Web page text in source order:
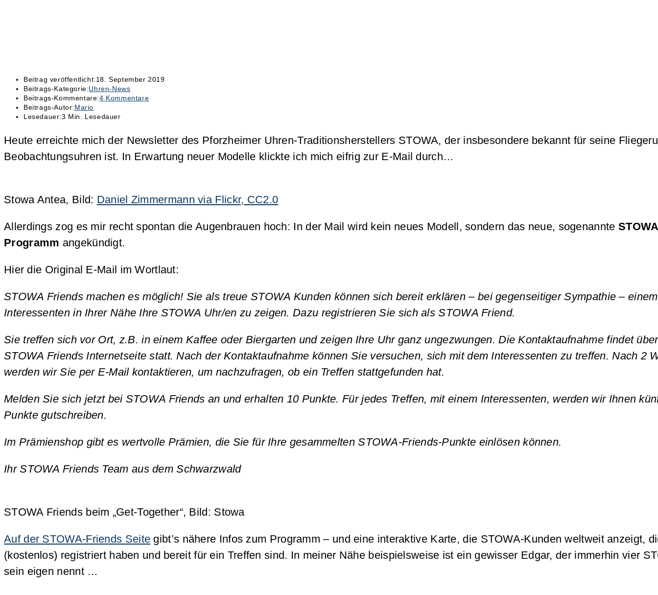
Beitrag veröffentlicht:18. September 2019
Beitrags-Kategorie:Uhren-News
Beitrags-Kommentare:4 Kommentare
Beitrags-Autor:Mario
Lesedauer:3 Min. Lesedauer
Heute erreichte mich der Newsletter des Pforzheimer Uhren-Traditionsherstellers STOWA, der insbesondere bekannt für seine
Beobachtungsuhren ist. In Erwartung neuer Modelle klickte ich mich eifrig zur E-Mail durch…
Stowa Antea, Bild: Daniel Zimmermann via Flickr, CC2.0
Allerdings zog es mir recht spontan die Augenbrauen hoch: In der Mail wird kein neues Modell, sondern das neue, sogenannte
Programm angekündigt.
Hier die Original E-Mail im Wortlaut:
STOWA Friends machen es möglich! Sie als treue STOWA Kunden können sich bereit erklären – bei gegenseitiger Sympathie – einem
Interessenten in Ihrer Nähe Ihre STOWA Uhr/en zu zeigen. Dazu registrieren Sie sich als STOWA Friend.
Sie treffen sich vor Ort, z.B. in einem Kaffee oder Biergarten und zeigen Ihre Uhr ganz ungezwungen. Die Kontaktaufnahme findet
STOWA Friends Internetseite statt. Nach der Kontaktaufnahme können Sie versuchen, sich mit dem Interessenten zu treffen. Nach 2
werden wir Sie per E-Mail kontaktieren, um nachzufragen, ob ein Treffen stattgefunden hat.
Melden Sie sich jetzt bei STOWA Friends an und erhalten 10 Punkte. Für jedes Treffen, mit einem Interessenten, werden wir Ihnen
Punkte gutschreiben.
Im Prämienshop gibt es wertvolle Prämien, die Sie für Ihre gesammelten STOWA-Friends-Punkte einlösen können.
Ihr STOWA Friends Team aus dem Schwarzwald
STOWA Friends beim „Get-Together“, Bild: Stowa
Auf der STOWA-Friends Seite gibt’s nähere Infos zum Programm – und eine interaktive Karte, die STOWA-Kunden weltweit anzeigt,
(kostenlos) registriert haben und bereit für ein Treffen sind. In meiner Nähe beispielsweise ist ein gewisser Edgar, der immerhin vier
sein eigen nennt …